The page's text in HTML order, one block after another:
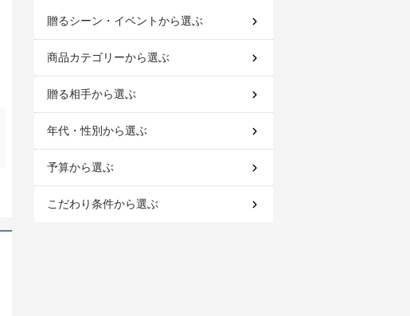
贈るシーン・イベントから選ぶ
商品カテゴリーから選ぶ
贈る相手から選ぶ
年代・性別から選ぶ
予算から選ぶ
こだわり条件から選ぶ